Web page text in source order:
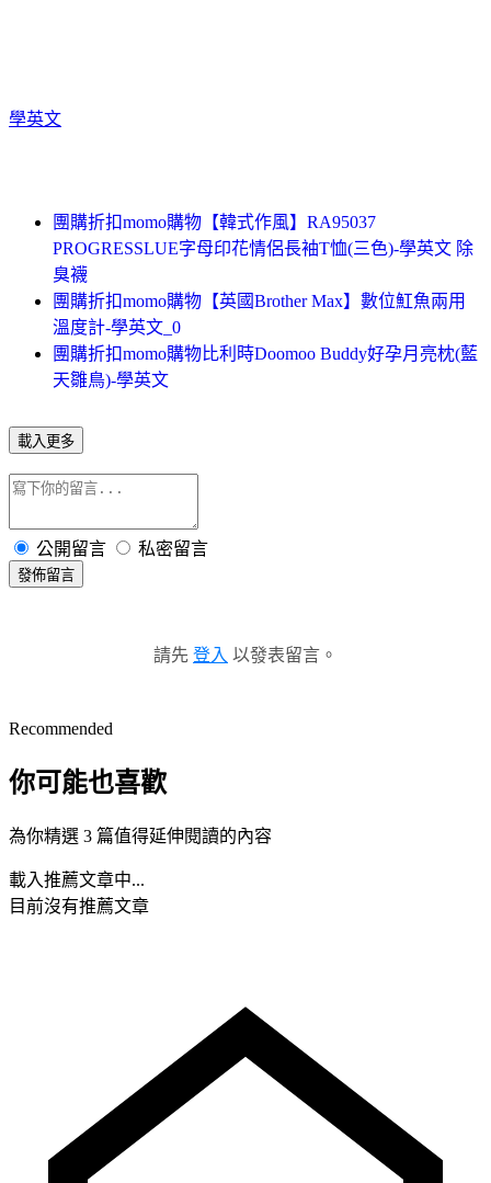
學英文
團購折扣momo購物【韓式作風】RA95037
PROGRESSLUE字母印花情侶長袖T恤(三色)-學英文 除
臭襪
團購折扣momo購物【英國Brother Max】數位魟魚兩用
溫度計-學英文_0
團購折扣momo購物比利時Doomoo Buddy好孕月亮枕(藍
天雛鳥)-學英文
載入更多
公開留言 私密留言
發佈留言
請先 登入 以發表留言。
Recommended
你可能也喜歡
為你精選 3 篇值得延伸閱讀的內容
載入推薦文章中...
目前沒有推薦文章